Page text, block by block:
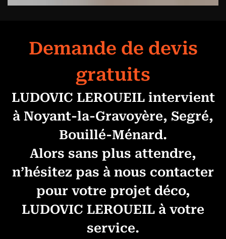
Demande de devis
gratuits
LUDOVIC LEROUEIL intervient
à Noyant-la-Gravoyère, Segré,
Bouillé-Ménard.
Alors sans plus attendre,
n’hésitez pas à nous contacter
pour votre projet déco,
LUDOVIC LEROUEIL à votre
service.